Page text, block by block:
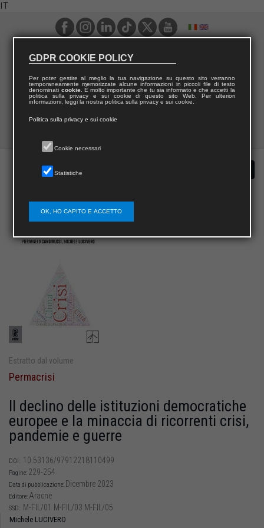
IT
Estratto dal volume
Permacrisi
Il declino delle istituzioni democratiche
europee e la minaccia di ricorrenti crisi,
pandemie e guerre
DOI: 10.53136/97912218110499
Pagine: 229-254
Data di pubblicazione: Dicembre 2023
Editore: Aracne
SSD: M-FIL/01 M-FIL/03 M-FIL/05
Michele LUCIVERO
GDPR COOKIE POLICY
Per poter gestire al meglio la tua navigazione su questo sito verranno
temporaneamente memorizzate alcune informazioni in piccoli file di testo
denominati cookie. È molto importante che tu sia informato e che accetti la
politica sulla privacy e sui cookie di questo sito Web. Per ulteriori
informazioni, leggi la nostra politica sulla privacy e sui cookie.
Politica sulla privacy e sui cookie
Cookie necessari
Statistiche
OK, HO CAPITO E ACCETTO